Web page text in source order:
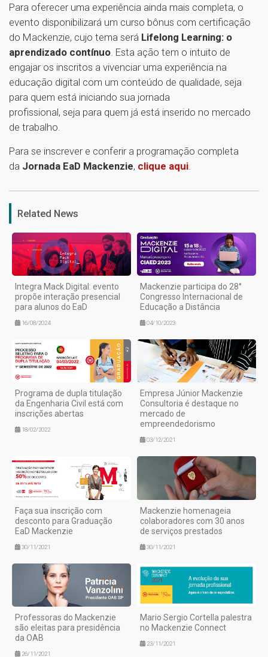
Para oferecer uma experiência ainda mais completa, o
evento disponibilizará um curso bônus com certificação
do Mackenzie, cujo tema será Lifelong Learning: o
aprendizado contínuo . Esta ação tem o intuito de
engajar os inscritos a vivenciar uma experiência na
educação digital com um conteúdo de qualidade, seja
para quem está iniciando sua jornada
profissional, seja para quem já está inserido no mercado
de trabalho.
Para se inscrever e conferir a programação completa
da Jornada EaD Mackenzie, clique aqui
1
Related News
Integra Mack Digital: evento
propõe interação presencial
para alunos do EaD
16/08/2024
Mackenzie participa do 28°
Congresso Internacional de
Educação a Distância
04/10/2023
Programa de dupla titulação
da Engenharia Civil está com
inscrições abertas
18/02/2022
Empresa Júnior Mackenzie
Consultoria é destaque no
mercado de
empreendedorismo
03/12/2021
Faça sua inscrição com
desconto para Graduação
EaD Mackenzie
30/11/2021
Mackenzie homenageia
colaboradores com 30 anos
de serviços prestados
30/11/2021
Professoras do Mackenzie
são eleitas para presidência
da OAB
26/11/2021
Mario Sergio Cortella palestra
no Mackenzie Connect
23/11/2021